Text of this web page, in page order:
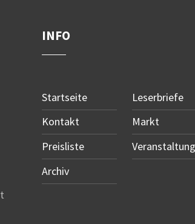
INFO
Startseite
Kontakt
Preisliste
Archiv
Leserbriefe
Markt